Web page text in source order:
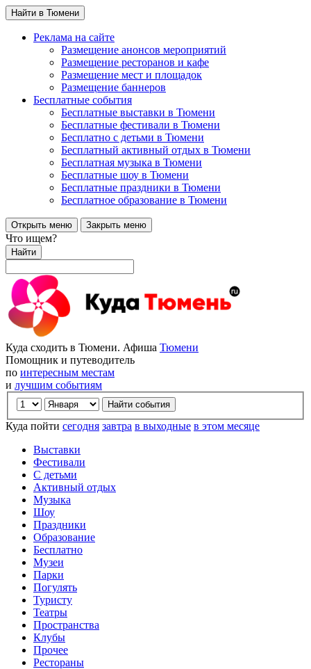
Найти в Тюмени
Реклама на сайте
Размещение анонсов мероприятий
Размещение ресторанов и кафе
Размещение мест и площадок
Размещение баннеров
Бесплатные события
Бесплатные выставки в Тюмени
Бесплатные фестивали в Тюмени
Бесплатно с детьми в Тюмени
Бесплатный активный отдых в Тюмени
Бесплатная музыка в Тюмени
Бесплатные шоу в Тюмени
Бесплатные праздники в Тюмени
Бесплатное образование в Тюмени
Открыть меню Закрыть меню
Что ищем?
Найти
Куда сходить в Тюмени. Афиша Тюмени
Помощник и путеводитель
по интересным местам
и лучшим событиям
Куда пойти сегодня завтра в выходные в этом месяце
Выставки
Фестивали
С детьми
Активный отдых
Музыка
Шоу
Праздники
Образование
Бесплатно
Музеи
Парки
Погулять
Туристу
Театры
Пространства
Клубы
Прочее
Рестораны